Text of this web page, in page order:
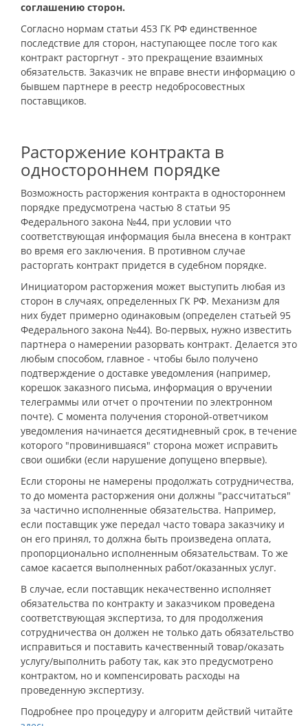
соглашению сторон.
Согласно нормам статьи 453 ГК РФ единственное
последствие для сторон, наступающее после того как
контракт расторгнут - это прекращение взаимных
обязательств. Заказчик не вправе внести информацию о
бывшем партнере в реестр недобросовестных
поставщиков.
Расторжение контракта в
одностороннем порядке
Возможность расторжения контракта в одностороннем
порядке предусмотрена частью 8 статьи 95
Федерального закона №44, при условии что
соответствующая информация была внесена в контракт
во время его заключения. В противном случае
расторгать контракт придется в судебном порядке.
Инициатором расторжения может выступить любая из
сторон в случаях, определенных ГК РФ. Механизм для
них будет примерно одинаковым (определен статьей 95
Федерального закона №44). Во-первых, нужно известить
партнера о намерении разорвать контракт. Делается это
любым способом, главное - чтобы было получено
подтверждение о доставке уведомления (например,
корешок заказного письма, информация о вручении
телеграммы или отчет о прочтении по электронном
почте). С момента получения стороной-ответчиком
уведомления начинается десятидневный срок, в течение
которого "провинившаяся" сторона может исправить
свои ошибки (если нарушение допущено впервые).
Если стороны не намерены продолжать сотрудничества,
то до момента расторжения они должны "рассчитаться"
за частично исполненные обязательства. Например,
если поставщик уже передал часто товара заказчику и
он его принял, то должна быть произведена оплата,
пропорционально исполненным обязательствам. То же
самое касается выполненных работ/оказанных услуг.
В случае, если поставщик некачественно исполняет
обязательства по контракту и заказчиком проведена
соответствующая экспертиза, то для продолжения
сотрудничества он должен не только дать обязательство
исправиться и поставить качественный товар/оказать
услугу/выполнить работу так, как это предусмотрено
контрактом, но и компенсировать расходы на
проведенную экспертизу.
Подробнее про процедуру и алгоритм действий читайте